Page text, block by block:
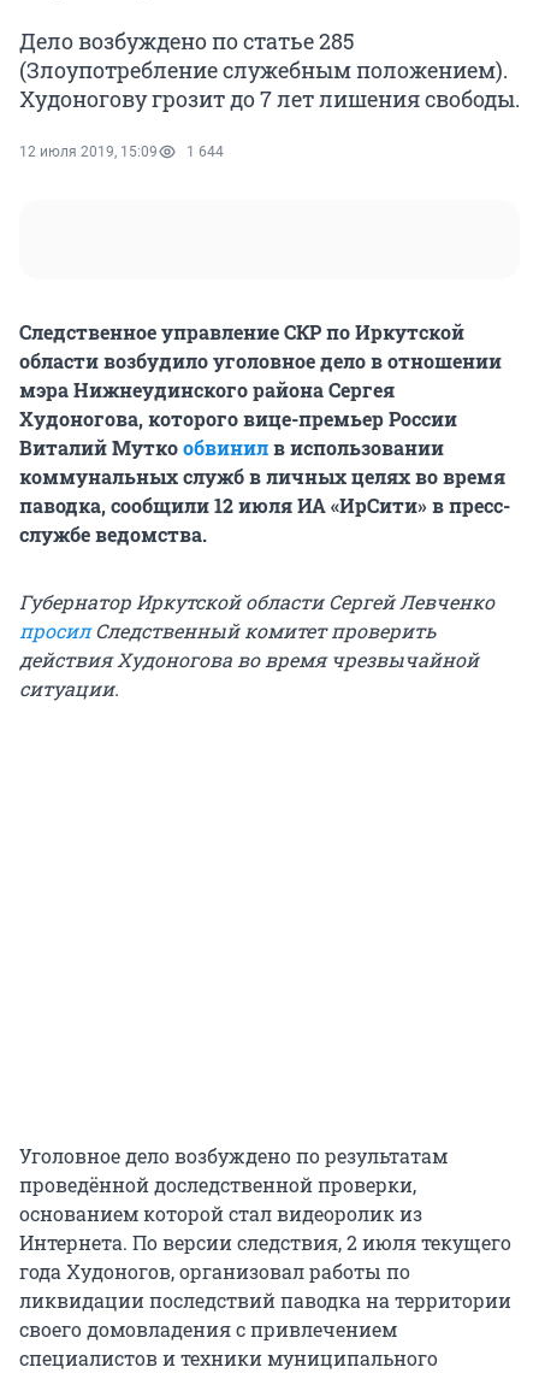
Дело возбуждено по статье 285
(Злоупотребление служебным положением).
Худоногову грозит до 7 лет лишения свободы.
12 июля 2019, 15:09 1 644
Следственное управление СКР по Иркутской
области возбудило уголовное дело в отношении
мэра Нижнеудинского района Сергея
Худоногова, которого вице-премьер России
Виталий Муткообвинилв использовании
коммунальных служб в личных целях во время
паводка, сообщили 12 июля ИА «ИрСити» в пресс-
службе ведомства.
Губернатор Иркутской области Сергей Левченко
просилСледственный комитет проверить
действия Худоногова во время чрезвычайной
ситуации.
Уголовное дело возбуждено по результатам
проведённой доследственной проверки,
основанием которой стал видеоролик из
Интернета. По версии следствия, 2 июля текущего
года Худоногов, организовал работы по
ликвидации последствий паводка на территории
своего домовладения с привлечением
специалистов и техники муниципального